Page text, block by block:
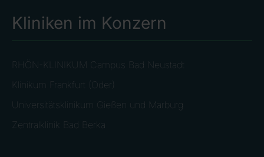
Kliniken im Konzern
RHÖN-KLINIKUM Campus Bad Neustadt
Klinikum Frankfurt (Oder)
Universitätsklinikum Gießen und Marburg
Zentralklinik Bad Berka